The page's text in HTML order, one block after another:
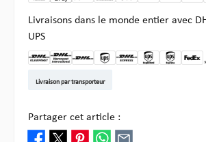
Livraisons dans le monde entier avec
UPS
Livraison par transporteur
Partager cet article :